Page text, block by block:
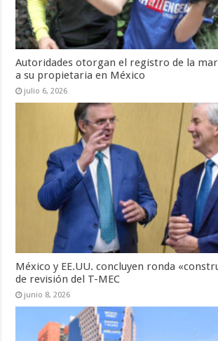
Autoridades otorgan el registro de la
a su propietaria en México
julio 6, 2026
México y EE.UU. concluyen ronda
de revisión del T-MEC
junio 8, 2026